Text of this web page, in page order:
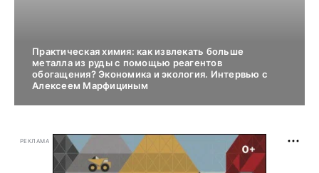
Практическая химия: как извлекать больше
металла из руды с помощью реагентов
обогащения? Экономика и экология. Интервью с
Алексеем Марфициным
РЕКЛАМА